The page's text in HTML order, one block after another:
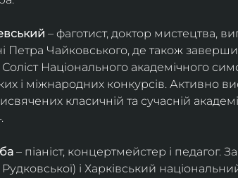
– фаготист, доктор мистецтва,
Петра Чайковського, де також
Соліст Національного академічного
і міжнародних конкурсів. Активно
класичній та сучасній
– піаніст, концертмейстер і
Рудковської) і Харківський